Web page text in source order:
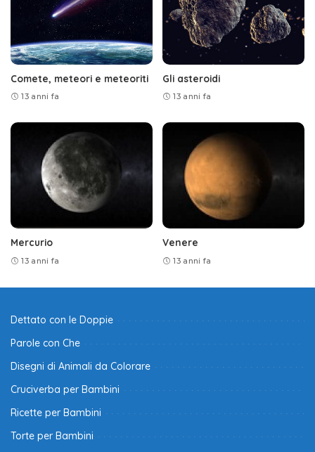
Comete, meteori e meteoriti
13 anni fa
Gli asteroidi
13 anni fa
Mercurio
13 anni fa
Venere
13 anni fa
Dettato con le Doppie
Parole con Che
Disegni di Animali da Colorare
Cruciverba per Bambini
Ricette per Bambini
Torte per Bambini